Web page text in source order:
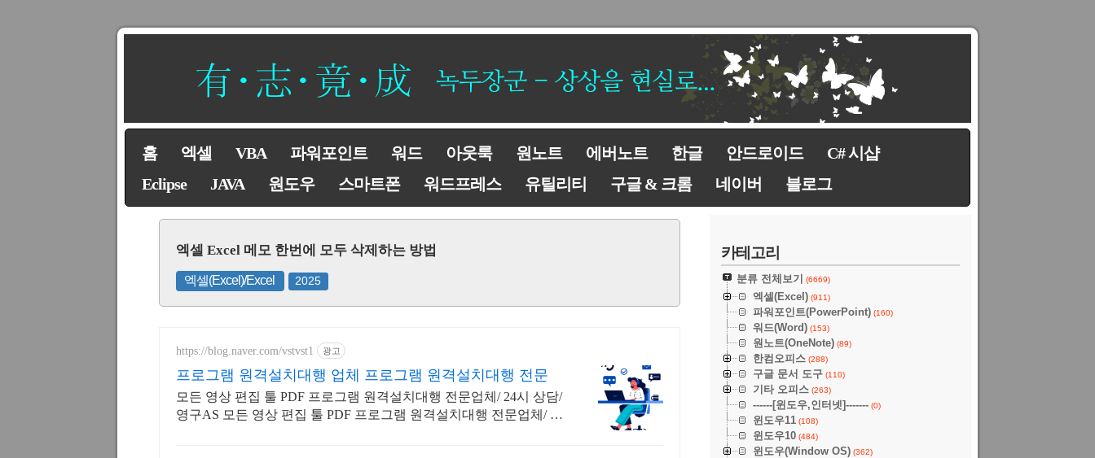
홈 엑셀 VBA 파워포인트 워드 아웃룩 원노트 에버노트 한글 안드로이드
C# 시샵
Eclipse
JAVA 원도우 스마트폰 워드프레스 유틸리티 구글 & 크롬 네이버 블로그
엑셀 Excel 메모 한번에 모두 삭제하는 방법
엑셀(Excel)/Excel 2025
https://blog.naver.com/vstvst1 광고
프로그램 원격설치대행 업체 프로그램 원격설치대행 전문
모든 영상 편집 툴 PDF 프로그램 원격설치대행 전문업체/ 24시 상담/
영구AS 모든 영상 편집 툴 PDF 프로그램 원격설치대행 전문업체/ 24
카테고리
분류 전체보기 (6669)
엑셀(Excel) (911)
파워포인트(PowerPoint) (160)
워드(Word) (153)
원노트(OneNote) (89)
한컴오피스 (288)
구글 문서 도구 (110)
기타 오피스 (263)
------[윈도우,인터넷]------- (0)
윈도우11 (108)
윈도우10 (484)
윈도우(Window OS) (362)